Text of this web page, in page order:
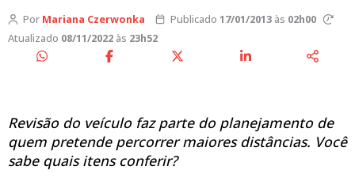
Por Mariana Czerwonka Publicado 17/01/2013às 02h00
Atualizado 08/11/2022 às 23h52
Revisão do veículo faz parte do planejamento de
quem pretende percorrer maiores distâncias. Você
sabe quais itens conferir?